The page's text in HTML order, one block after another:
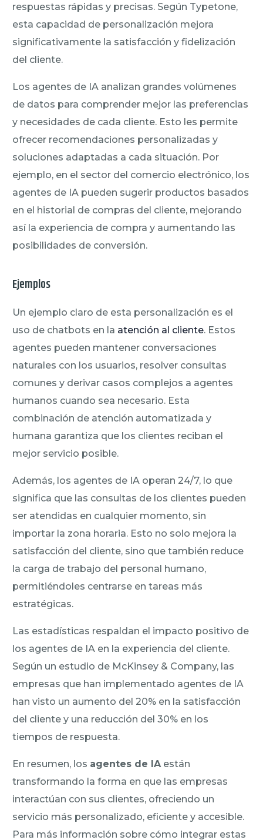
respuestas rápidas y precisas. Según Typetone,
esta capacidad de personalización mejora
significativamente la satisfacción y fidelización
del cliente.
Los agentes de IA analizan grandes volúmenes
de datos para comprender mejor las preferencias
y necesidades de cada cliente. Esto les permite
ofrecer recomendaciones personalizadas y
soluciones adaptadas a cada situación. Por
ejemplo, en el sector del comercio electrónico, los
agentes de IA pueden sugerir productos basados
en el historial de compras del cliente, mejorando
así la experiencia de compra y aumentando las
posibilidades de conversión.
Ejemplos
Un ejemplo claro de esta personalización es el
uso de chatbots en la atención al cliente. Estos
agentes pueden mantener conversaciones
naturales con los usuarios, resolver consultas
comunes y derivar casos complejos a agentes
humanos cuando sea necesario. Esta
combinación de atención automatizada y
humana garantiza que los clientes reciban el
mejor servicio posible.
Además, los agentes de IA operan 24/7, lo que
significa que las consultas de los clientes pueden
ser atendidas en cualquier momento, sin
importar la zona horaria. Esto no solo mejora la
satisfacción del cliente, sino que también reduce
la carga de trabajo del personal humano,
permitiéndoles centrarse en tareas más
estratégicas.
Las estadísticas respaldan el impacto positivo de
los agentes de IA en la experiencia del cliente.
Según un estudio de McKinsey & Company, las
empresas que han implementado agentes de IA
han visto un aumento del 20% en la satisfacción
del cliente y una reducción del 30% en los
tiempos de respuesta.
En resumen, los agentes de IAestán
transformando la forma en que las empresas
interactúan con sus clientes, ofreciendo un
servicio más personalizado, eficiente y accesible.
Para más información sobre cómo integrar estas